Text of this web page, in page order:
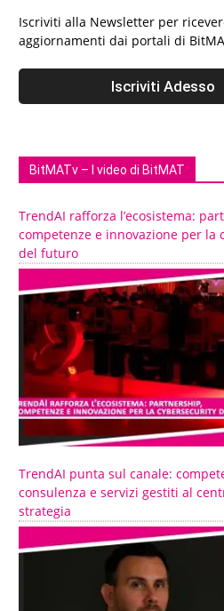
Iscriviti alla Newsletter per
aggiornamenti dai portali di
BitMATv – I video di BitMAT
TrendAI rafforza l’ecosistema:
competenze e innovazione per la
del futuro
TrendAI punta sul canale:
consulenza e servizi gestiti al
strategia